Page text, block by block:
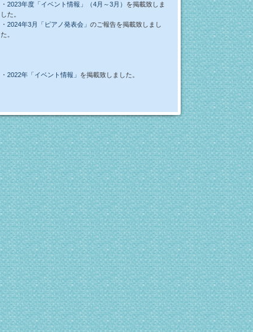
・2023年度「イベント情報」（4月～3月） を掲載致しま
した。
・2024年3月「ピアノ発表会」のご報告を掲載致しまし
た。
・2022年「イベント情報」 を掲載致しました。